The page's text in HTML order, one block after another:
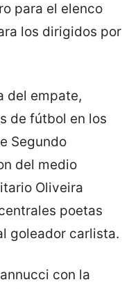
para el elenco
los dirigidos por
del empate,
de fútbol en los
Segundo
del medio
Oliveira
poetas
goleador carlista.
con la